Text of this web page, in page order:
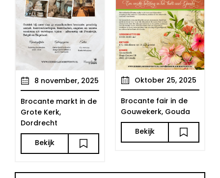
8 november, 2025
Brocante markt in de
Grote Kerk,
Dordrecht
Bekijk
Oktober 25, 2025
Brocante fair in de
Gouwekerk, Gouda
Bekijk